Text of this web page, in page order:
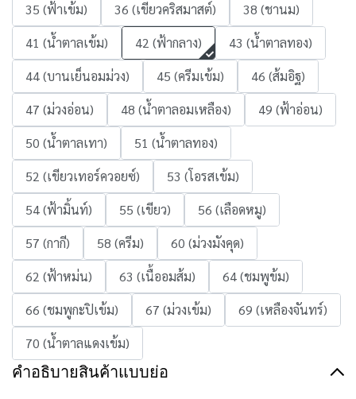
35 (ฟ้าเข้ม)
36 (เขียวคริสมาสต์)
38 (ชานม)
41 (น้ำตาลเข้ม)
42 (ฟ้ากลาง)
43 (น้ำตาลทอง)
44 (บานเย็นอมม่วง)
45 (ครีมเข้ม)
46 (ส้มอิฐ)
47 (ม่วงอ่อน)
48 (น้ำตาลอมเหลือง)
49 (ฟ้าอ่อน)
50 (น้ำตาลเทา)
51 (น้ำตาลทอง)
52 (เขียวเทอร์ควอยซ์)
53 (โอรสเข้ม)
54 (ฟ้ามิ้นท์)
55 (เขียว)
56 (เลือดหมู)
57 (กากี)
58 (ครีม)
60 (ม่วงมังคุด)
62 (ฟ้าหม่น)
63 (เนื้ออมส้ม)
64 (ชมพูข้ม)
66 (ชมพูกะปิเข้ม)
67 (ม่วงเข้ม)
69 (เหลืองจันทร์)
70 (น้ำตาลแดงเข้ม)
คำอธิบายสินค้าแบบย่อ